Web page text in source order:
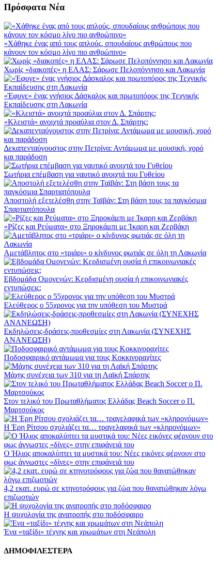
Πρόσφατα Νέα
«Χάθηκε ένας από τους απλούς, σπουδαίους ανθρώπους που
κάνουν τον κόσμο λίγο πιο ανθρώπινο»
Χωρίς «διακοπές» η ΕΛΑΣ: Σάρωσε Πελοπόννησο και Λακωνία
«Έφυγε» ένας γνήσιος Δάσκαλος και πρωτοπόρος της Τεχνικής
Εκπαίδευσης στη Λακωνία
«Κλειστά» ανοιχτά προαύλια στον Δ. Σπάρτης;
Δεκαπενταύγουστος στην Πετρίνα: Αντάμωμα με μουσική, χορό
και παράδοση
Σωτήρια επέμβαση για ναυτικό ανοιχτά του Γυθείου
Αποστολή εξετελέσθη στην Ταϊβάν: Στη βάση τους τα παγκόσμια
Σπαρτιατόπουλα
«Ρίζες και Ρεύματα» στο Ξηροκάμπι με Ίκαρη και Ζερβάκη
Αμετάβλητος στο «τριάρι» ο κίνδυνος φωτιάς σε όλη τη Λακωνία
Εβδομάδα Ομογενών: Κερδισμένη ουσία ή επικοινωνιακές
εντυπώσεις;
Ελεύθερος ο 55χρονος για την υπόθεση του Μυστρά
Εκδηλώσεις-δράσεις-προθεσμίες στη Λακωνία (ΣΥΝΕΧΗΣ
ΑΝΑΝΕΩΣΗ)
Ποδοσφαιρικό αντάμωμα για τους Κοκκινοραχίτες
Μάχης συνέχεια των 310 για τη Λαϊκή Σπάρτης
Στον τελικό του Πρωταθλήματος Ελλάδας Beach Soccer ο Π.
Μαρτσούκος
Η Έρη Ρίτσου σχολιάζει τα… τραγελαφικά των «κληρονόμων»
Ο Ήλιος αποκαλύπτει τα μυστικά του: Νέες εικόνες φέρνουν στο
φως άγνωστες «δίνες» στην επιφάνειά του
4,2 εκατ. ευρώ σε κτηνοτρόφους για ζώα που θανατώθηκαν λόγω
επιζωοτιών
Η ψυχολογία της ανατροπής στο ποδόσφαιρο
Ένα «ταξίδι» τέχνης και χρωμάτων στη Νεάπολη
ΔΗΜΟΦΙΛΕΣΤΕΡΑ